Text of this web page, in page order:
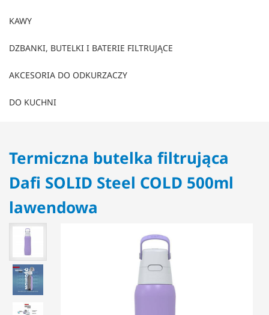
KAWY
DZBANKI, BUTELKI I BATERIE FILTRUJĄCE
AKCESORIA DO ODKURZACZY
DO KUCHNI
Termiczna butelka filtrująca
Dafi SOLID Steel COLD 500ml
lawendowa